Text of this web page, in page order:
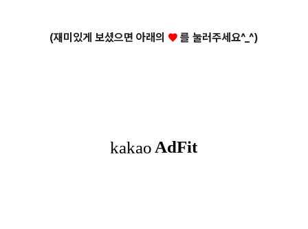
(재미있게 보셨으면 아래의 ♥ 를 눌러주세요^_^)